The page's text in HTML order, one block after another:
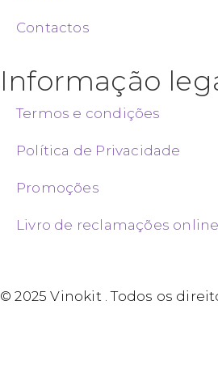
Contactos
Informação
Termos e condições
Política de Privacidade
Promoções
Livro de reclamações online
© 2025 Vinokit . Todos os